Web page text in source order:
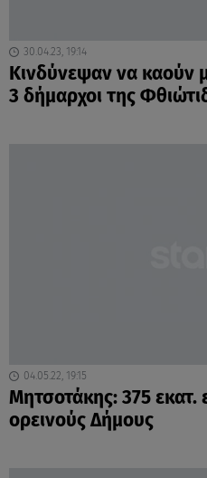
30.04.23, 19:14
Κινδύνεψαν να καούν
3 δήμαρχοι της
04.05.22, 19:15
Μητσοτάκης: 375 εκατ.
ορεινούς Δήμους